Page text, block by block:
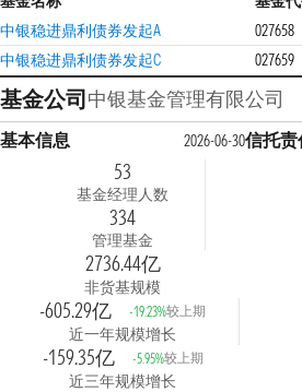
中银稳进鼎利债券发起A
027658
中银稳进鼎利债券发起C
027659
基金公司中银基金管理有限公司
基本信息 2026-06-30
53
基金经理人数
334
管理基金
2736.44亿
非货基规模
-605.29亿 -19.23%较上期
近一年规模增长
-159.35亿 -5.95%较上期
近三年规模增长
信托责